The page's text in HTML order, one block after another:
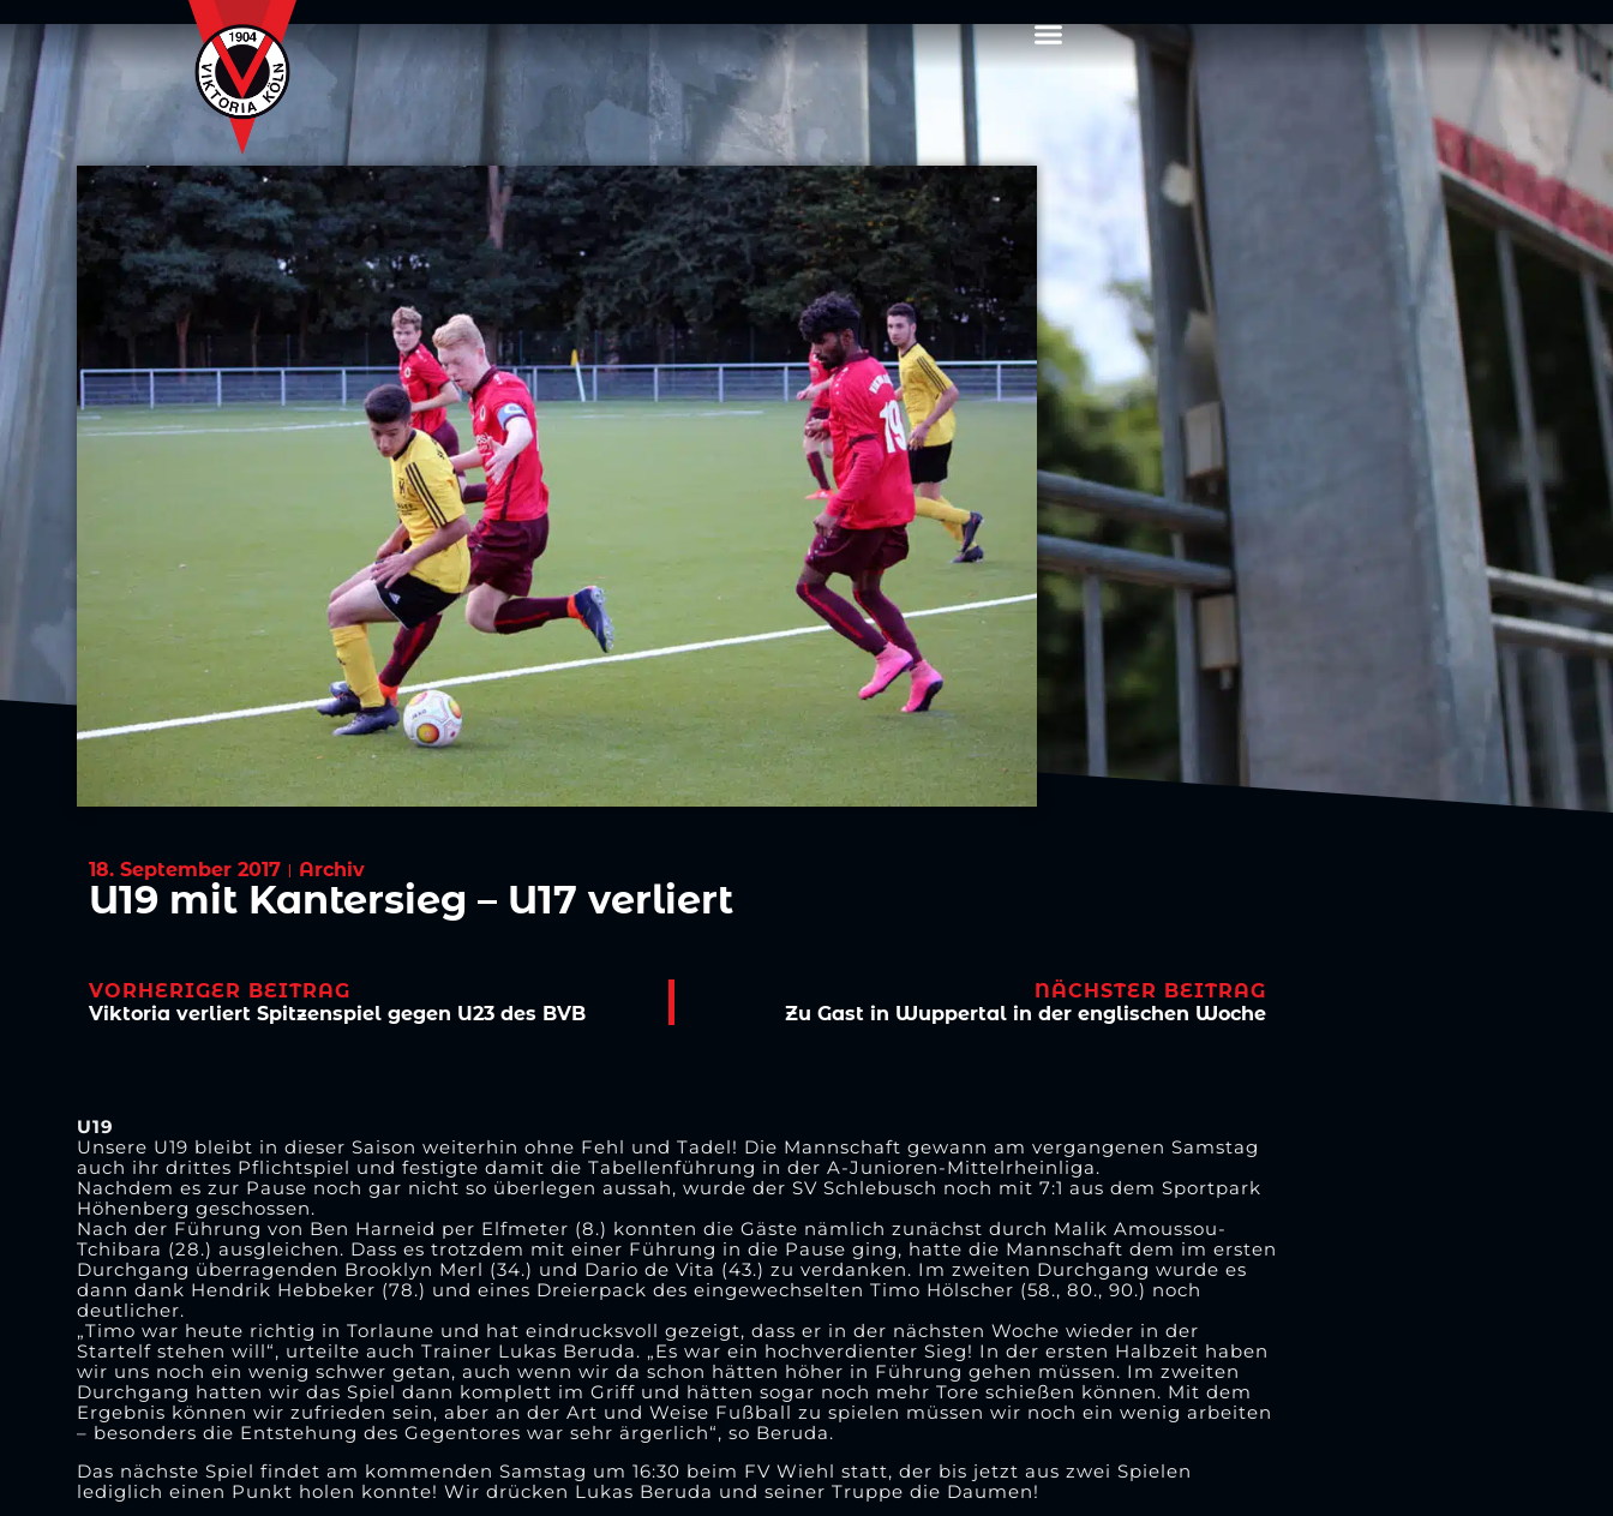
18. September 2017 Archiv
U19 mit Kantersieg – U17 verliert
VORHERIGER BEITRAG
Viktoria verliert Spitzenspiel gegen U23 des BVB
NÄCHSTER BEITRAG
Zu Gast in Wuppertal in der englischen Woche
U19
Unsere U19 bleibt in dieser Saison weiterhin ohne Fehl und Tadel! Die Mannschaft gewann am vergangenen Samstag
auch ihr drittes Pflichtspiel und festigte damit die Tabellenführung in der A-Junioren-Mittelrheinliga.
Nachdem es zur Pause noch gar nicht so überlegen aussah, wurde der SV Schlebusch noch mit 7:1 aus dem Sportpark
Höhenberg geschossen.
Nach der Führung von Ben Harneid per Elfmeter (8.) konnten die Gäste nämlich zunächst durch Malik Amoussou-
Tchibara (28.) ausgleichen. Dass es trotzdem mit einer Führung in die Pause ging, hatte die Mannschaft dem im ersten
Durchgang überragenden Brooklyn Merl (34.) und Dario de Vita (43.) zu verdanken. Im zweiten Durchgang wurde es
dann dank Hendrik Hebbeker (78.) und eines Dreierpack des eingewechselten Timo Hölscher (58., 80., 90.) noch
deutlicher.
„Timo war heute richtig in Torlaune und hat eindrucksvoll gezeigt, dass er in der nächsten Woche wieder in der
Startelf stehen will“, urteilte auch Trainer Lukas Beruda. „Es war ein hochverdienter Sieg! In der ersten Halbzeit haben
wir uns noch ein wenig schwer getan, auch wenn wir da schon hätten höher in Führung gehen müssen. Im zweiten
Durchgang hatten wir das Spiel dann komplett im Griff und hätten sogar noch mehr Tore schießen können. Mit dem
Ergebnis können wir zufrieden sein, aber an der Art und Weise Fußball zu spielen müssen wir noch ein wenig arbeiten
– besonders die Entstehung des Gegentores war sehr ärgerlich“, so Beruda.
Das nächste Spiel findet am kommenden Samstag um 16:30 beim FV Wiehl statt, der bis jetzt aus zwei Spielen
lediglich einen Punkt holen konnte! Wir drücken Lukas Beruda und seiner Truppe die Daumen!